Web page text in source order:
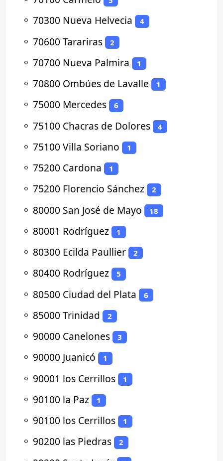
⚬ 70300 Nueva Helvecia 4
⚬ 70600 Tarariras 2
⚬ 70700 Nueva Palmira 1
⚬ 70800 Ombúes de Lavalle 1
⚬ 75000 Mercedes 6
⚬ 75100 Chacras de Dolores 4
⚬ 75100 Villa Soriano 1
⚬ 75200 Cardona 1
⚬ 75200 Florencio Sánchez 2
⚬ 80000 San José de Mayo 18
⚬ 80001 Rodríguez 1
⚬ 80300 Ecilda Paullier 2
⚬ 80400 Rodríguez 5
⚬ 80500 Ciudad del Plata 6
⚬ 85000 Trinidad 2
⚬ 90000 Canelones 3
⚬ 90000 Juanicó 1
⚬ 90001 los Cerrillos 1
⚬ 90100 la Paz 1
⚬ 90100 los Cerrillos 1
⚬ 90200 las Piedras 2